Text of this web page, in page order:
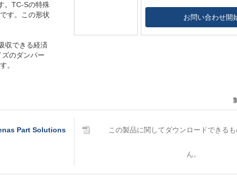
。TC-Sの特殊
す。この形状
収できる経済
のダンパー
。
お問い合わせ開
Part Solutions この製品に関してダウンロードできる
ん。